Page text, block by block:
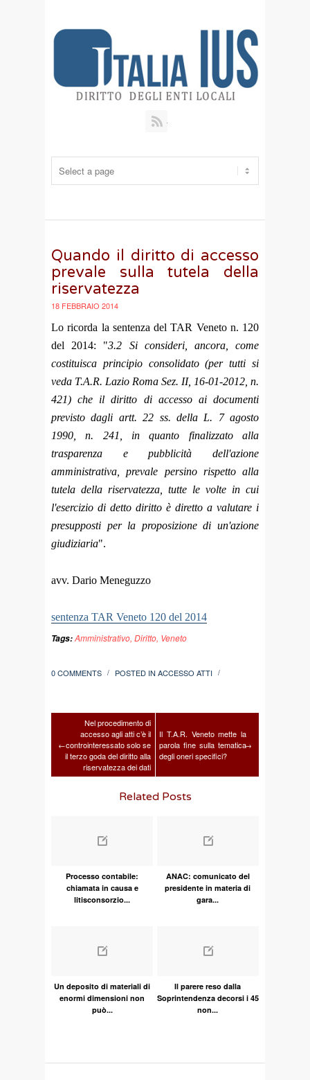
Quando il diritto di accesso
prevale sulla tutela della
riservatezza
18 FEBBRAIO 2014
Lo ricorda la sentenza del TAR Veneto n. 120
del 2014: "3.2 Si consideri, ancora, come
costituisca principio consolidato (per tutti si
veda T.A.R. Lazio Roma Sez. II, 16-01-2012, n.
421) che il diritto di accesso ai documenti
previsto dagli artt. 22 ss. della L. 7 agosto
1990, n. 241, in quanto finalizzato alla
trasparenza e pubblicità dell'azione
amministrativa, prevale persino rispetto alla
tutela della riservatezza, tutte le volte in cui
l'esercizio di detto diritto è diretto a valutare i
presupposti per la proposizione di un'azione
giudiziaria".
avv. Dario Meneguzzo
sentenza TAR Veneto 120 del 2014
Tags:Amministrativo, Diritto, Veneto
0 COMMENTS / POSTED IN ACCESSO ATTI /
←
Nel procedimento di
accesso agli atti c’è il
controinteressato solo se
il terzo goda del diritto alla
riservatezza dei dati
Il T.A.R. Veneto mette la
parola fine sulla tematica
degli oneri specifici?
→
Related Posts
Processo contabile:
chiamata in causa e
litisconsorzio...
ANAC: comunicato del
presidente in materia di
gara...
Un deposito di materiali di
enormi dimensioni non
può...
Il parere reso dalla
Soprintendenza decorsi i 45
non...